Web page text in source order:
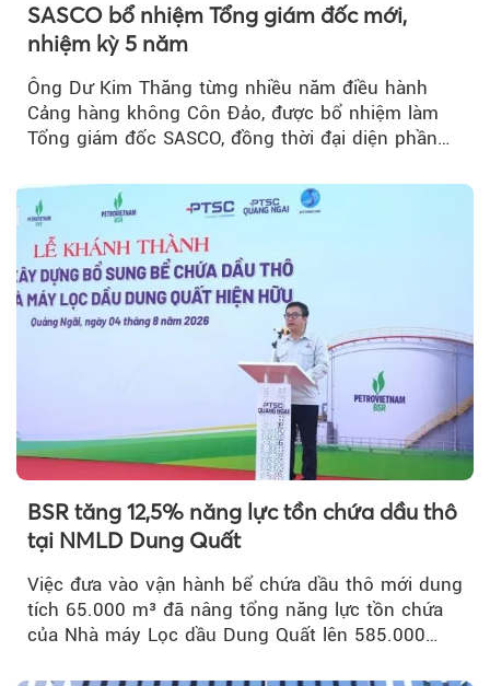
SASCO bổ nhiệm Tổng giám đốc mới,
nhiệm kỳ 5 năm
Ông Dư Kim Thăng từng nhiều năm điều hành
Cảng hàng không Côn Đảo, được bổ nhiệm làm
Tổng giám đốc SASCO, đồng thời đại diện phần
BSR tăng 12,5% năng lực tồn chứa dầu thô
tại NMLD Dung Quất
Việc đưa vào vận hành bể chứa dầu thô mới dung
tích 65.000 m³ đã nâng tổng năng lực tồn chứa
của Nhà máy Lọc dầu Dung Quất lên 585.000